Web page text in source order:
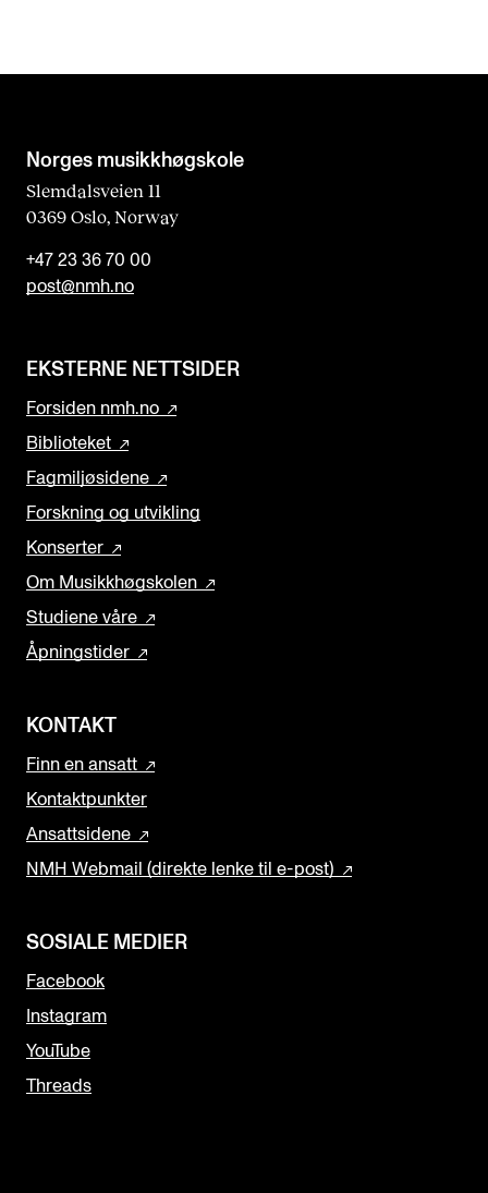
Norges musikk­høgskole
Slemdalsveien 11
0369 Oslo, Norway
+47 23 36 70 00
post@nmh.no
EKSTERNE NETTSIDER
Forsiden nmh.no
Biblioteket
Fagmiljøsidene
Forskning og utvikling
Konserter
Om Musikkhøgskolen
Studiene våre
Åpningstider
KONTAKT
Finn en ansatt
Kontaktpunkter
Ansattsidene
NMH Webmail (direkte lenke til e-post)
SOSIALE MEDIER
Facebook
Instagram
YouTube
Threads